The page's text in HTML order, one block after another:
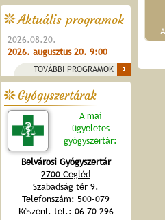
Aktuális programok
2026.08.20.
2026. augusztus 20. 9:00
TOVÁBBI PROGRAMOK
Gyógyszertárak
A mai
ügyeletes
gyógyszertár:
Belvárosi Gyógyszertár
2700 Cegléd
Szabadság tér 9.
Telefonszám: 500-079
Készenl. tel.: 06 70 296